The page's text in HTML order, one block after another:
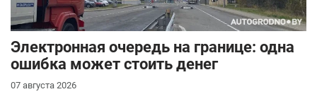
Электронная очередь на границе: одна
ошибка может стоить денег
07 августа 2026